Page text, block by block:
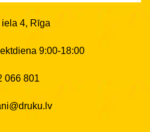
iela 4, Rīga
9:00-18:00
066 801